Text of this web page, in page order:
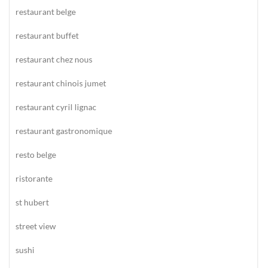
restaurant belge
restaurant buffet
restaurant chez nous
restaurant chinois jumet
restaurant cyril lignac
restaurant gastronomique
resto belge
ristorante
st hubert
street view
sushi